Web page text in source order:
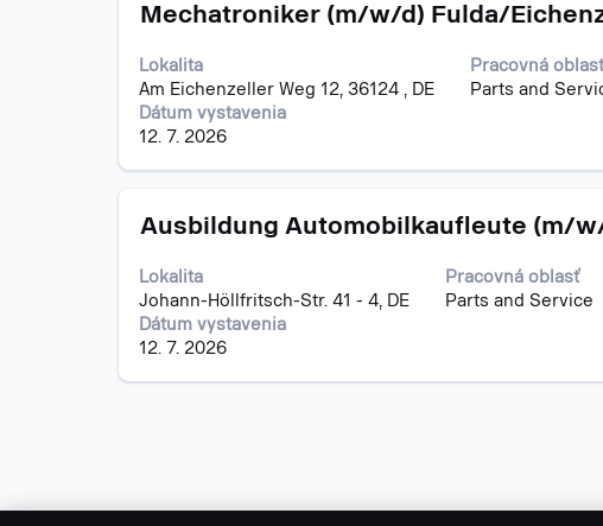
pozícii.
Názov
Mechatroniker (m/w/d) Fulda/
Lokalita
Am Eichenzeller Weg 12, 36124 , DE
Pracovná oblasť
Parts and
Dátum vystavenia
12. 7. 2026
Stlačte
na
zobrazenie
celého
obsahu
o
pozícii.
Názov
Ausbildung Automobilkaufleute (m/
Lokalita
Johann-Höllfritsch-Str. 41 - 4, DE
Pracovná oblasť
Parts and Service
Dátum vystavenia
12. 7. 2026
Stlačte
na
zobrazenie
celého
obsahu
o